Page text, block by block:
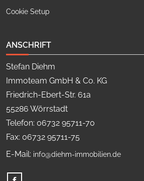
Cookie Setup
ANSCHRIFT
Stefan Diehm
Immoteam GmbH & Co. KG
Friedrich-Ebert-Str. 61a
55286 Wörrstadt
Telefon: 06732 95711-70
Fax: 06732 95711-75
E-Mail: info@diehm-immobilien.de